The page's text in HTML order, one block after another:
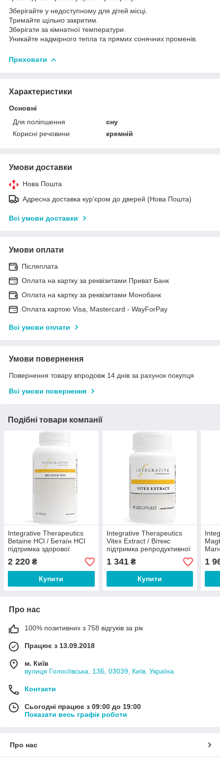
Зберігайте у недоступному для дітей місці.
Тримайте щільно закритим.
Зберігати за кімнатної температури.
Уникайте надмірного тепла та прямих сонячних променів.
Приховати
Характеристики
Основні
Для поліпшення
сну
Корисні речовини
кремній
Умови доставки
Нова Пошта
Адресна доставка кур'єром до дверей (Нова Пошта)
Всі умови доставки
Умови оплати
Післяплата
Оплата на картку за реквізитами Приват Банк
Оплата на картку за реквізитами Монобанк
Оплата картою Visa, Mastercard - WayForPay
Всі умови оплати
Умови повернення
Повернення товару впродовж 14 днів за рахунок покупця
Всі умови повернення
Подібні товари компанії
Integrative Therapeutics
Betaine HCl / Бетаїн HCI
підтримка здорової
кислотності шлунка 250
капсул
2 220 ₴
Купити
Integrative Therapeutics
Vitex Extract / Вітекс
підтримка репродуктивної
системи 225 мг 60 капсул
1 341₴
Купити
1
Про нас
100% позитивних з 758 відгуків за рік
Працює з 13.09.2018
м. Київ
вулиця Голосіївська, 13Б, 03039, Київ, Україна
Контакти
Сьогодні працює з 09:00 до 19:00
Показати весь графік роботи
Про нас